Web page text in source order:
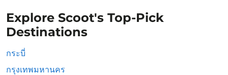
Explore Scoot's Top-Pick
Destinations
กระบี่
กรุงเทพมหานคร